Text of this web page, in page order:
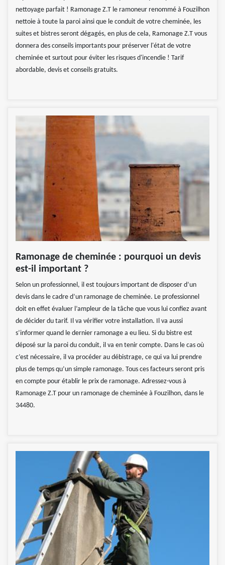
nettoyage parfait ! Ramonage Z.T le ramoneur renommé à Fouzilhon
nettoie à toute la paroi ainsi que le conduit de votre cheminée, les
suites et bistres seront dégagés, en plus de cela, Ramonage Z.T vous
donnera des conseils importants pour préserver l'état de votre
cheminée et surtout pour éviter les risques d'incendie ! Tarif
abordable, devis et conseils gratuits.
Ramonage de cheminée : pourquoi un devis
est-il important ?
Selon un professionnel, il est toujours important de disposer d’un
devis dans le cadre d’un ramonage de cheminée. Le professionnel
doit en effet évaluer l’ampleur de la tâche que vous lui confiez avant
de décider du tarif. Il va vérifier votre installation. Il va aussi
s’informer quand le dernier ramonage a eu lieu. Si du bistre est
déposé sur la paroi du conduit, il va en tenir compte. Dans le cas où
c’est nécessaire, il va procéder au débistrage, ce qui va lui prendre
plus de temps qu’un simple ramonage. Tous ces facteurs seront pris
en compte pour établir le prix de ramonage. Adressez-vous à
Ramonage Z.T pour un ramonage de cheminée à Fouzilhon, dans le
34480.